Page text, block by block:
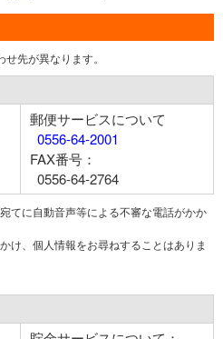
先が異なります。
郵便サービスについて
0556-64-2001
FAX番号：
0556-64-2764
てに自動音声等による不審な電話がかか
け、個人情報をお尋ねすることはありま